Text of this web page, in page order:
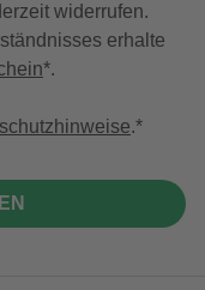
widerrufen.
erhalte
*.
.